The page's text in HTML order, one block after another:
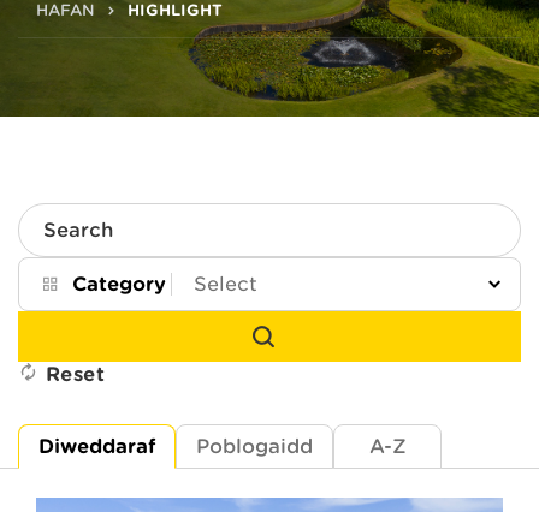
HAFAN HIGHLIGHT
Search
Category
Reset
Diweddaraf Poblogaidd A-Z